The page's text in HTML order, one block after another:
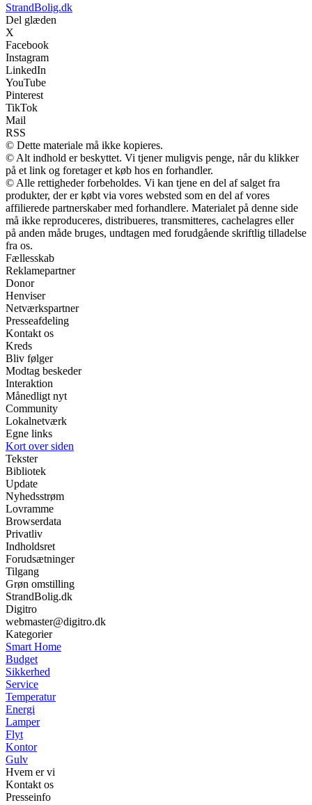
StrandBolig.dk
Del glæden
X
Facebook
Instagram
LinkedIn
YouTube
Pinterest
TikTok
Mail
RSS
© Dette materiale må ikke kopieres.
© Alt indhold er beskyttet. Vi tjener muligvis penge, når du klikker
på et link og foretager et køb hos en forhandler.
© Alle rettigheder forbeholdes. Vi kan tjene en del af salget fra
produkter, der er købt via vores websted som en del af vores
affilierede partnerskaber med forhandlere. Materialet på denne side
må ikke reproduceres, distribueres, transmitteres, cachelagres eller
på anden måde bruges, undtagen med forudgående skriftlig tilladelse
fra os.
Fællesskab
Reklamepartner
Donor
Henviser
Netværkspartner
Presseafdeling
Kontakt os
Kreds
Bliv følger
Modtag beskeder
Interaktion
Månedligt nyt
Community
Lokalnetværk
Egne links
Kort over siden
Tekster
Bibliotek
Update
Nyhedsstrøm
Lovramme
Browserdata
Privatliv
Indholdsret
Forudsætninger
Tilgang
Grøn omstilling
StrandBolig.dk
Digitro
webmaster@digitro.dk
Kategorier
Smart Home
Budget
Sikkerhed
Service
Temperatur
Energi
Lamper
Flyt
Kontor
Gulv
Hvem er vi
Kontakt os
Presseinfo